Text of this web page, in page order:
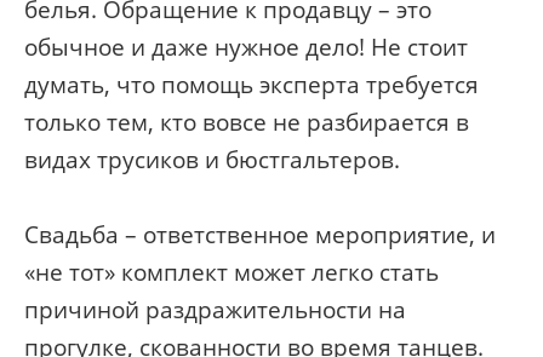
белья. Обращение к продавцу – это
обычное и даже нужное дело! Не стоит
думать, что помощь эксперта требуется
только тем, кто вовсе не разбирается в
видах трусиков и бюстгальтеров.
Свадьба – ответственное мероприятие, и
«не тот» комплект может легко стать
причиной раздражительности на
прогулке, скованности во время танцев.